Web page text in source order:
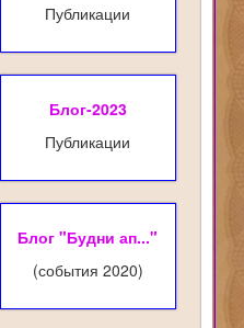
Публикации
Блог-2023
Публикации
Блог "Будни ап..."
(события 2020)